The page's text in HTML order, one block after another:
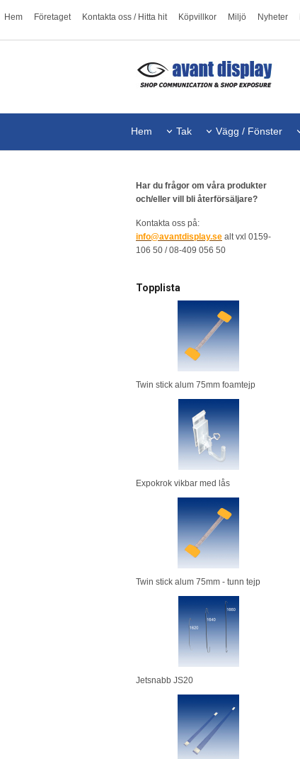
Hem Företaget Kontakta oss / Hitta hit Köpvillkor Miljö Nyheter
Hem Tak Vägg / Fönster
Har du frågor om våra produkter
och/eller vill bli återförsäljare?
Kontakta oss på:
info@avantdisplay.se alt vxl 0159-
106 50 / 08-409 056 50
Topplista
Twin stick alum 75mm foamtejp
Expokrok vikbar med lås
Twin stick alum 75mm - tunn tejp
Jetsnabb JS20